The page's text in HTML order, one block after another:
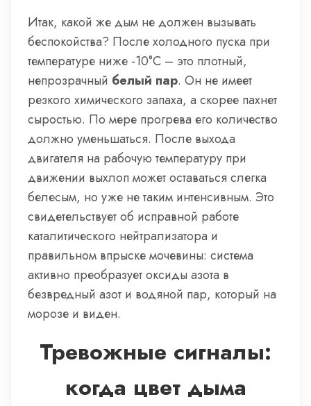
Итак, какой же дым не должен вызывать
беспокойства? После холодного пуска при
температуре ниже -10°C – это плотный,
непрозрачный белый пар. Он не имеет
резкого химического запаха, а скорее пахнет
сыростью. По мере прогрева его количество
должно уменьшаться. После выхода
двигателя на рабочую температуру при
движении выхлоп может оставаться слегка
белесым, но уже не таким интенсивным. Это
свидетельствует об исправной работе
каталитического нейтрализатора и
правильном впрыске мочевины: система
активно преобразует оксиды азота в
безвредный азот и водяной пар, который на
морозе и виден.
Тревожные сигналы:
когда цвет дыма